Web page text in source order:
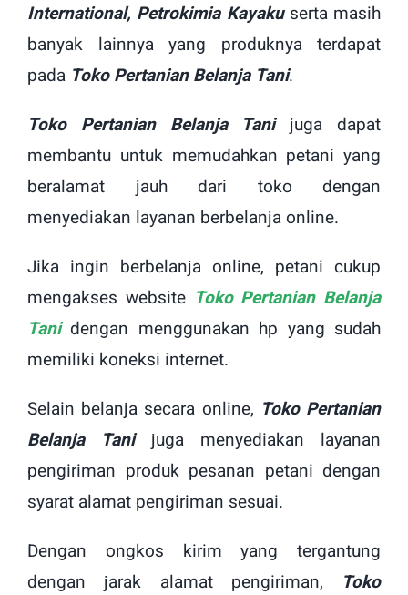
International, Petrokimia Kayaku serta masih
banyak lainnya yang produknya terdapat
pada Toko Pertanian Belanja Tani.
Toko Pertanian Belanja Tani juga dapat
membantu untuk memudahkan petani yang
beralamat jauh dari toko dengan
menyediakan layanan berbelanja online.
Jika ingin berbelanja online, petani cukup
mengakses website Toko Pertanian Belanja
Tanidengan menggunakan hp yang sudah
memiliki koneksi internet.
Selain belanja secara online, Toko Pertanian
Belanja Tani juga menyediakan layanan
pengiriman produk pesanan petani dengan
syarat alamat pengiriman sesuai.
Dengan ongkos kirim yang tergantung
dengan jarak alamat pengiriman,
Toko